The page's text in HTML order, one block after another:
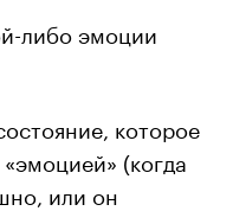
либо эмоции
которое
(когда
или он